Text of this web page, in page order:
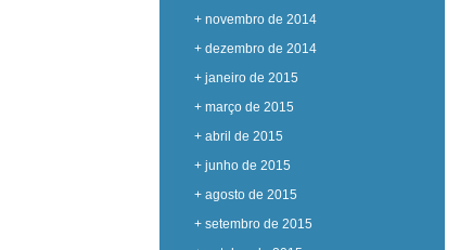
+ novembro de 2014
+ dezembro de 2014
+ janeiro de 2015
+ março de 2015
+ abril de 2015
+ junho de 2015
+ agosto de 2015
+ setembro de 2015